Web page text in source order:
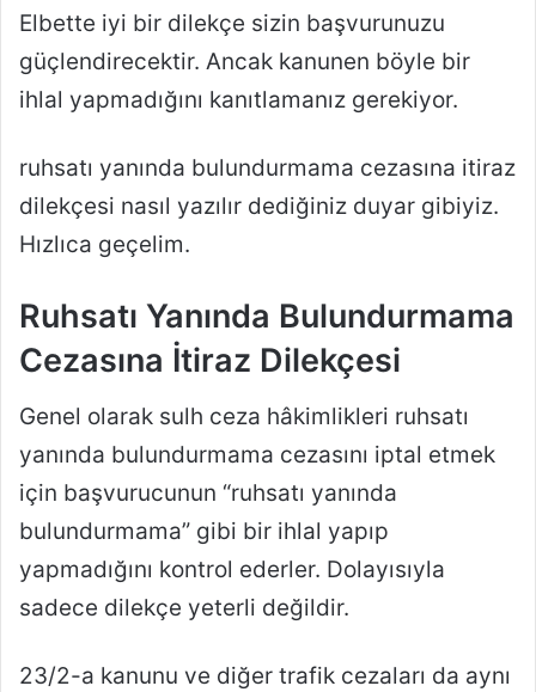
Elbette iyi bir dilekçe sizin başvurunuzu
güçlendirecektir. Ancak kanunen böyle bir
ihlal yapmadığını kanıtlamanız gerekiyor.
ruhsatı yanında bulundurmama cezasına itiraz
dilekçesi nasıl yazılır dediğiniz duyar gibiyiz.
Hızlıca geçelim.
Ruhsatı Yanında Bulundurmama
Cezasına İtiraz Dilekçesi
Genel olarak sulh ceza hâkimlikleri ruhsatı
yanında bulundurmama cezasını iptal etmek
için başvurucunun “ruhsatı yanında
bulundurmama” gibi bir ihlal yapıp
yapmadığını kontrol ederler. Dolayısıyla
sadece dilekçe yeterli değildir.
23/2-a kanunu ve diğer trafik cezaları da aynı